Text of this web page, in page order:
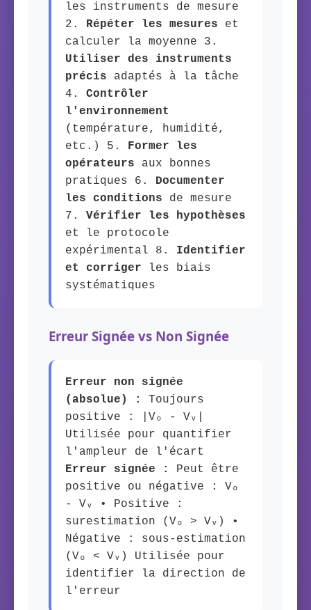
les instruments de mesure
2. Répéter les mesures et
calculer la moyenne 3.
Utiliser des instruments
précis adaptés à la tâche
4. Contrôler
l'environnement
(température, humidité,
etc.) 5. Former les
opérateurs aux bonnes
pratiques 6. Documenter
les conditions de mesure
7. Vérifier les hypothèses
et le protocole
expérimental 8. Identifier
et corriger les biais
systématiques
Erreur Signée vs Non Signée
Erreur non signée
(absolue) :
Toujours
positive : |Vₒ - Vᵥ|
Utilisée pour quantifier
l'ampleur de l'écart
Erreur signée :
Peut être
positive ou négative : Vₒ
- Vᵥ • Positive :
surestimation (Vₒ > Vᵥ) •
Négative : sous-estimation
(Vₒ < Vᵥ) Utilisée pour
identifier la direction de
l'erreur